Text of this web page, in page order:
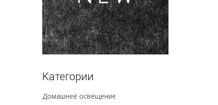
Категории
Домашнее освещение